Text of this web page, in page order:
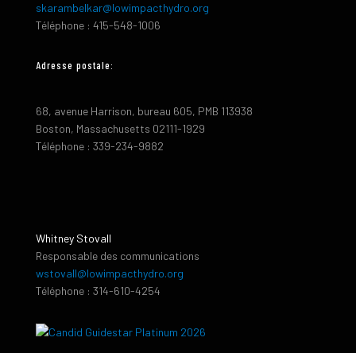
skarambelkar@lowimpacthydro.org
Téléphone : 415-548-1006
Adresse postale:
68, avenue Harrison, bureau 605, PMB 113938
Boston, Massachusetts 02111-1929
Téléphone : 339-234-9882
Whitney Stovall
Responsable des communications
wstovall@lowimpacthydro.org
Téléphone : 314-610-4254